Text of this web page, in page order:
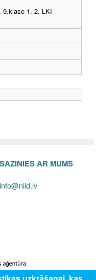
9.klase 1.-2. LKI
SAZINIES AR MUMS
info@niid.lv